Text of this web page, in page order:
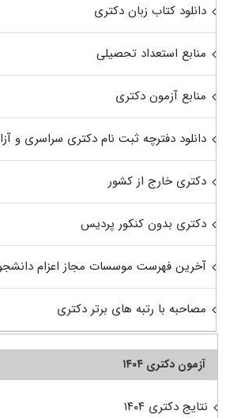
دانلود کتاب زبان دکتری
منابع استعداد تحصیلی
منابع آزمون دکتری
دانلود دفترچه ثبت نام دکتری سراسری و
دکتری خارج از کشور
دکتری بدون کنکور پردیس
آخرین فهرست موسسات مجاز اعزام
مصاحبه با رتبه های برتر دکتری
آزمون دکتری ۱۴۰۴
نتایج دکتری ۱۴۰۴